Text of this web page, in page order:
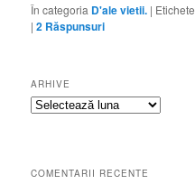
În categoria D'ale vietii. | Etichete
|2 Răspunsuri
ARHIVE
Arhive
COMENTARII RECENTE